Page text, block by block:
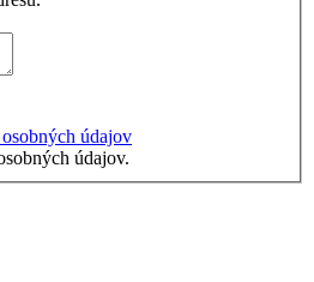
údajov
údajov.